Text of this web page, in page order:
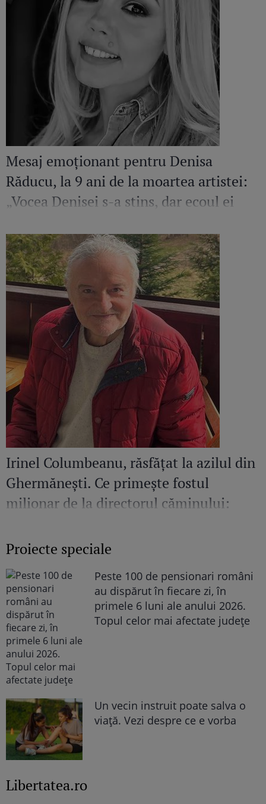
Mesaj emoționant pentru Denisa
Răducu, la 9 ani de la moartea artistei:
„Vocea Denisei s-a stins, dar ecoul ei
Irinel Columbeanu, răsfățat la azilul din
Ghermănești. Ce primește fostul
milionar de la directorul căminului:
Proiecte speciale
Peste 100 de pensionari români
au dispărut în fiecare zi, în
primele 6 luni ale anului 2026.
Topul celor mai afectate județe
Un vecin instruit poate salva o
viață. Vezi despre ce e vorba
Libertatea.ro